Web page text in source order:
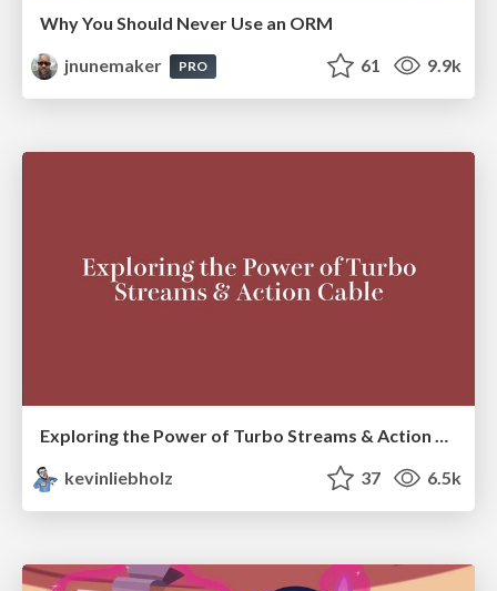
Why You Should Never Use an ORM
jnunemaker
PRO 61 9.9k
Exploring the Power of Turbo Streams & Action Cable | RailsConf2023
kevinliebholz
37 6.5k